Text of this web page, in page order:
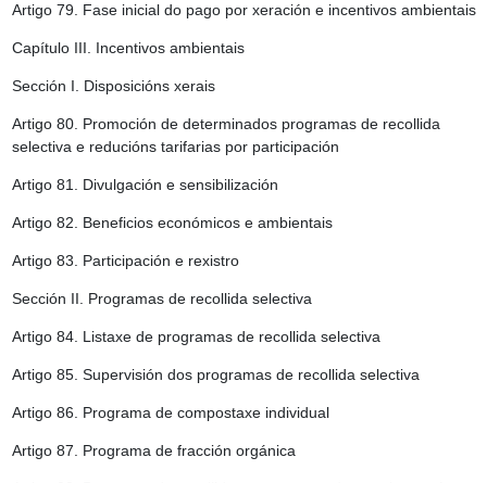
Artigo 79. Fase inicial do pago por xeración e incentivos ambientais
Capítulo III. Incentivos ambientais
Sección I. Disposicións xerais
Artigo 80. Promoción de determinados programas de recollida
selectiva e reducións tarifarias por participación
Artigo 81. Divulgación e sensibilización
Artigo 82. Beneficios económicos e ambientais
Artigo 83. Participación e rexistro
Sección II. Programas de recollida selectiva
Artigo 84. Listaxe de programas de recollida selectiva
Artigo 85. Supervisión dos programas de recollida selectiva
Artigo 86. Programa de compostaxe individual
Artigo 87. Programa de fracción orgánica